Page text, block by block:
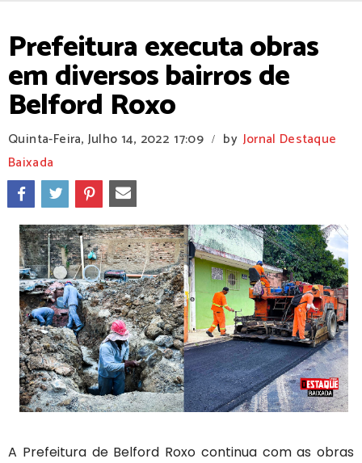
Prefeitura executa obras
em diversos bairros de
Belford Roxo
Quinta-Feira, Julho 14, 2022 17:09 / by Jornal Destaque
Baixada
A Prefeitura de Belford Roxo continua com as obras